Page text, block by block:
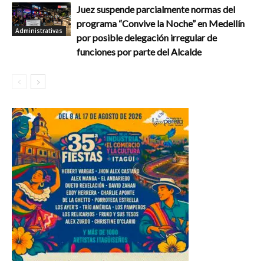
Administrativas
Juez suspende parcialmente normas del
programa “Convive la Noche” en Medellín
por posible delegación irregular de
funciones por parte del Alcalde